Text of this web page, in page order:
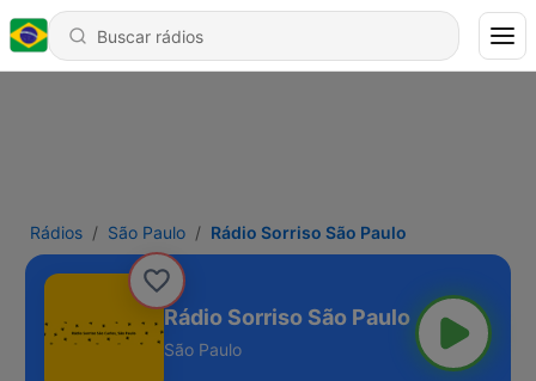
Rádios São Paulo Rádio Sorriso São Paulo
Rádio Sorriso São Paulo
São Paulo